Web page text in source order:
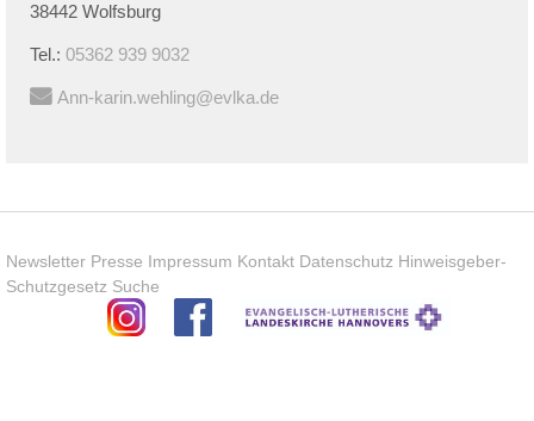
38442 Wolfsburg
Tel.: 05362 939 9032
Ann-karin.wehling@evlka.de
Newsletter Presse Impressum Kontakt Datenschutz Hinweisgeber-
Schutzgesetz Suche